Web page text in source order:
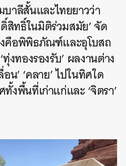
าลีสั้นและไทยยาวว่า
ทธิ์ในมิติร่วมสมัย’ จัด
คือพิพิธภัณฑ์และอุโบสถ
ทองรองรับ’ ผลงานต่าง
น’ ‘คลาย’ ไปในทิศใด
พื้นที่เก่าแก่และ ‘จิตรา’